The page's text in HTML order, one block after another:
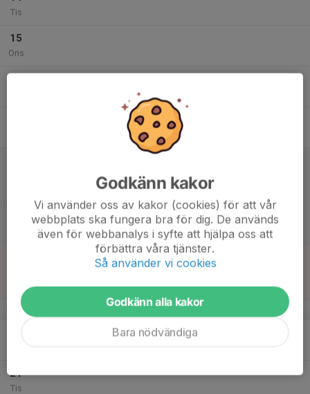
Tis
15
Ons
Kristinebergs IP 2 (BP)
16:00
18:00
Landskamp damer Sverige-Serbien
Strawberry Arena
Match mot IFK Aspudden-Tellus Gul 1
Västberga IP 11
v.17
21
Tis
Godkänn kakor
Vi använder oss av kakor (cookies) för att vår
webbplats ska fungera bra för dig. De används
även för webbanalys i syfte att hjälpa oss att
förbättra våra tjänster.
Så använder vi cookies
Godkänn alla kakor
Bara nödvändiga